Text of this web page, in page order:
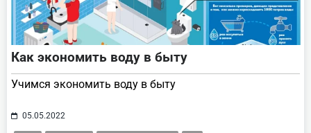
Как экономить воду в быту
Учимся экономить воду в быту
05.05.2022